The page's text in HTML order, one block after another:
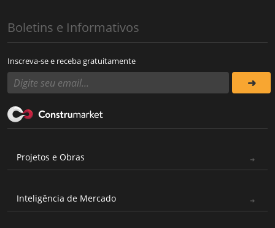
Boletins e Informativos
Inscreva-se e receba gratuitamente
Projetos e Obras
Inteligência de Mercado